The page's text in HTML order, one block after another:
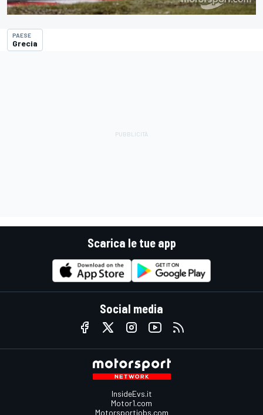
PAESE
Grecia
Scarica le tue app
Social media
InsideEvs.it
Motor1.com
Motorsportjobs.com